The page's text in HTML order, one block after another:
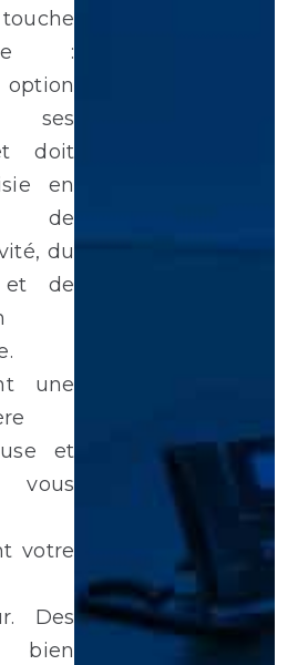
:
ses
doit
en
de
du
et de
une
et
vous
votre
Des
bien